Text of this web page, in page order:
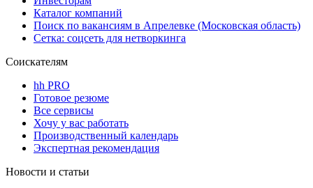
Каталог компаний
Поиск по вакансиям в Апрелевке (Московская область)
Сетка: соцсеть для нетворкинга
Соискателям
hh PRO
Готовое резюме
Все сервисы
Хочу у вас работать
Производственный календарь
Экспертная рекомендация
Новости и статьи